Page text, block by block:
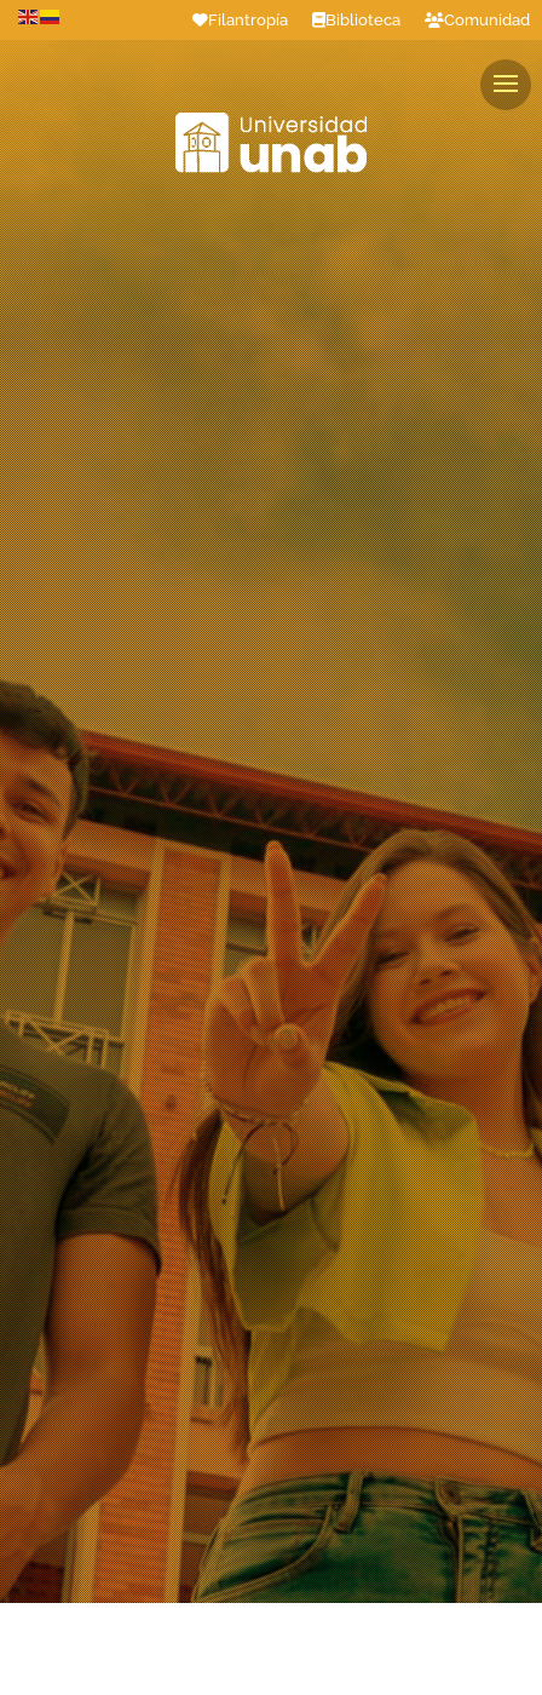
Filantropía Biblioteca Comunidad
Estudiantes Profesores Colaboradores Graduados